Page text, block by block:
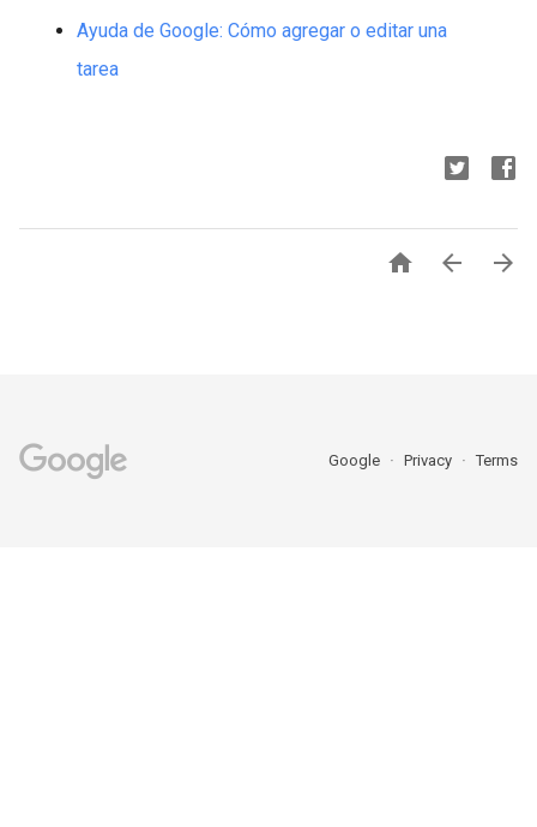
Ayuda de Google: Cómo agregar o editar una
tarea
  
Google Privacy Terms